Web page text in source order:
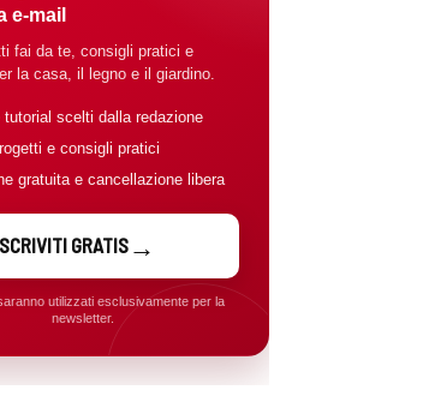
e-mail
fai da te, consigli pratici e
la casa, il legno e il giardino.
tutorial scelti dalla redazione
e consigli pratici
gratuita e cancellazione libera
GRATIS
utilizzati esclusivamente per la
newsletter.